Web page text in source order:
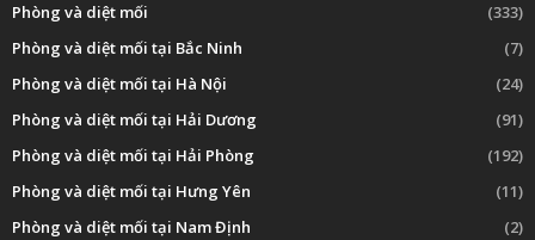
Phòng và diệt mối
(333)
Phòng và diệt mối tại Bắc Ninh
(7)
Phòng và diệt mối tại Hà Nội
(24)
Phòng và diệt mối tại Hải Dương
(91)
Phòng và diệt mối tại Hải Phòng
(192)
Phòng và diệt mối tại Hưng Yên
(11)
Phòng và diệt mối tại Nam Định
(2)